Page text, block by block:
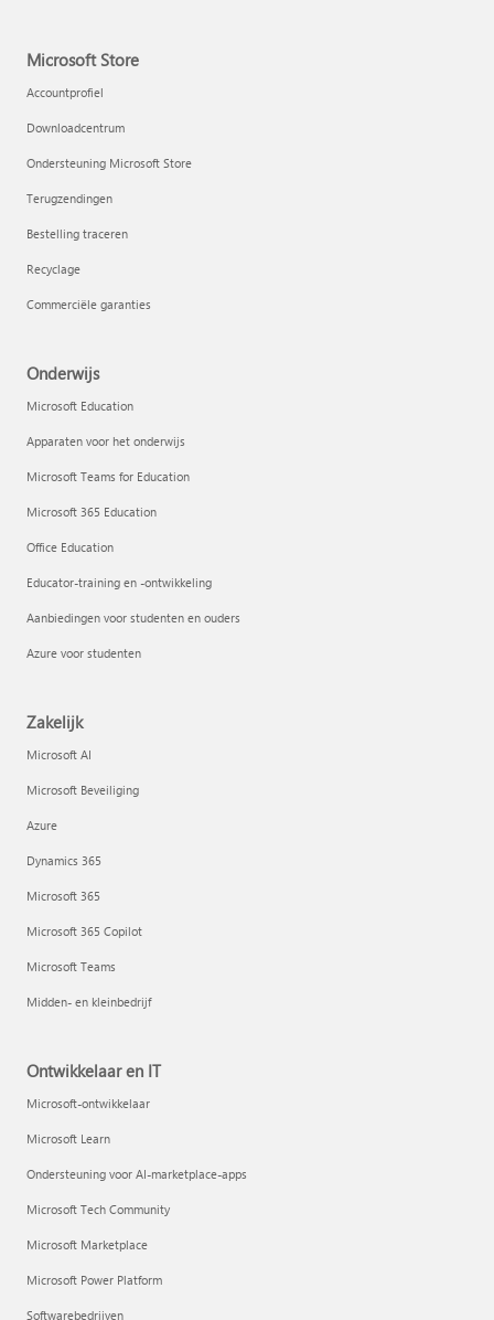
Microsoft Store
Accountprofiel
Downloadcentrum
Ondersteuning Microsoft Store
Terugzendingen
Bestelling traceren
Recyclage
Commerciële garanties
Onderwijs
Microsoft Education
Apparaten voor het onderwijs
Microsoft Teams for Education
Microsoft 365 Education
Office Education
Educator-training en -ontwikkeling
Aanbiedingen voor studenten en ouders
Azure voor studenten
Zakelijk
Microsoft AI
Microsoft Beveiliging
Azure
Dynamics 365
Microsoft 365
Microsoft 365 Copilot
Microsoft Teams
Midden- en kleinbedrijf
Ontwikkelaar en IT
Microsoft-ontwikkelaar
Microsoft Learn
Ondersteuning voor AI-marketplace-apps
Microsoft Tech Community
Microsoft Marketplace
Microsoft Power Platform
Softwarebedrijven